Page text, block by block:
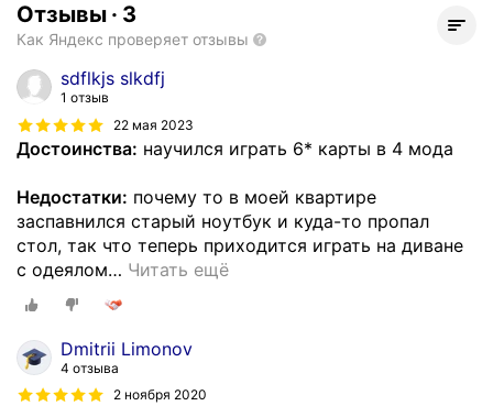
Отзывы · 3
Как Яндекс проверяет отзывы
sdflkjs slkdfj
1 отзыв
22 мая 2023
Достоинства: научился играть 6* карты в 4 мода
Недостатки: почему то в моей квартире
заспавнился старый ноутбук и куда-то пропал
стол, так что теперь приходится играть на диване
с одеялом… Читать ещё
Dmitrii Limonov
4 отзыва
2 ноября 2020